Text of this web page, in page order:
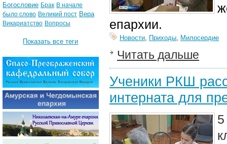
епархии.
Новости, Приходы, Милосердие
Читать дальше
Ученики РКШ
интерната для
Богословие Брак В начале
было слово Великий пост Вера
Викариатство Вопросы
Показать все теги